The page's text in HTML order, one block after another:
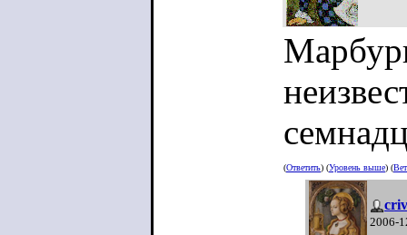
(Ответить) (Уровень выше) (
2006-